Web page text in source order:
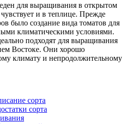
для выращивания в открытом
и в теплице. Прежде
было создание вида томатов для
климатическими условиями.
подходят для выращивания
Востоке. Они хорошо
климату и непродолжительному
сорта
сорта